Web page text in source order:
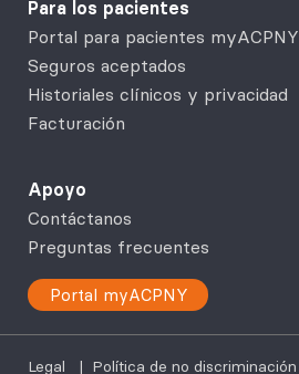
Para los pacientes
Portal para pacientes myACPNY
Seguros aceptados
Historiales clínicos y privacidad
Facturación
Apoyo
Contáctanos
Preguntas frecuentes
Portal myACPNY
Legal | Política de no discriminación